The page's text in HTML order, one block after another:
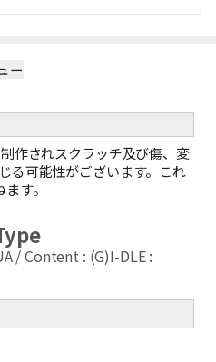
ー
作されスクラッチ及び傷、変
る可能性がございます。これ
す。
/ Content : (G)I-DLE :